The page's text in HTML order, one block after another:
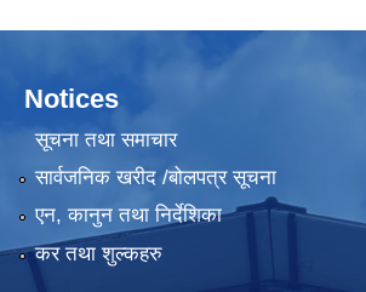
Notices
सूचना तथा समाचार
सार्वजनिक खरीद /बोलपत्र सूचना
एन, कानुन तथा निर्देशिका
कर तथा शुल्कहरु